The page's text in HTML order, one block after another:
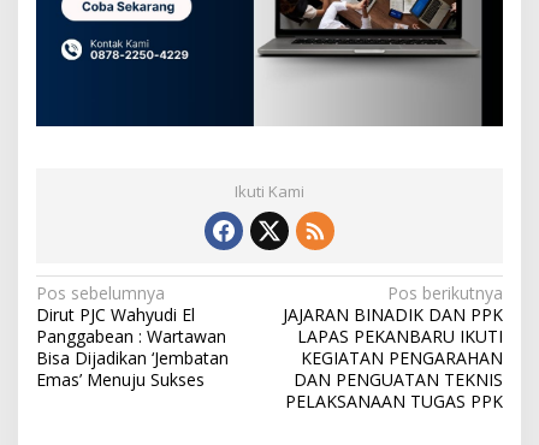
Ikuti Kami
N
a
v
Pos sebelumnya
Dirut PJC Wahyudi El
Panggabean : Wartawan
Bisa Dijadikan ‘Jembatan
Emas’ Menuju Sukses
Pos berikutnya
JAJARAN BINADIK DAN PPK
LAPAS PEKANBARU IKUTI
KEGIATAN PENGARAHAN
DAN PENGUATAN TEKNIS
PELAKSANAAN TUGAS PPK